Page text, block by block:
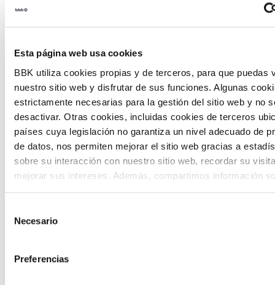
Esta página web usa cookies
BBK utiliza cookies propias y de terceros, para que puedas
nuestro sitio web y disfrutar de sus funciones. Algunas
estrictamente necesarias para la gestión del sitio web y no
desactivar. Otras cookies, incluidas cookies de terceros
países cuya legislación no garantiza un nivel adecuado de
de datos, nos permiten mejorar el sitio web gracias a
sobre su interacción con nuestro sitio web, recordar su
mejorar sus intereses. Además, compartimos información
proporcionado o que hayan recopilado a partir del uso que
Necesario
Preferencias
The Future Game
The Future Game es un laboratorio de
participación juvenil que recoge las
cosmovisiones de las nuevas generaciones
en las temáticas que más les preocupan
hacia el futuro a través de una experiencia